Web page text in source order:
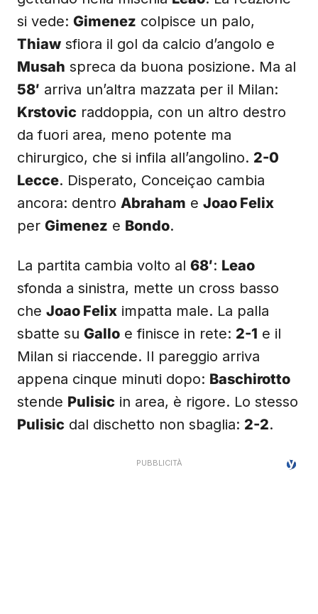
si vede: Gimenez colpisce un palo,
Thiaw sfiora il gol da calcio d’angolo e
Musah spreca da buona posizione. Ma al
58′ arriva un’altra mazzata per il Milan:
Krstovic raddoppia, con un altro destro
da fuori area, meno potente ma
chirurgico, che si infila all’angolino. 2-0
Lecce. Disperato, Conceiçao cambia
ancora: dentro Abraham e Joao Felix
per Gimenez e Bondo.
La partita cambia volto al 68′: Leao
sfonda a sinistra, mette un cross basso
che Joao Felix impatta male. La palla
sbatte su Gallo e finisce in rete: 2-1 e il
Milan si riaccende. Il pareggio arriva
appena cinque minuti dopo: Baschirotto
stende Pulisic in area, è rigore. Lo stesso
Pulisic dal dischetto non sbaglia: 2-2.